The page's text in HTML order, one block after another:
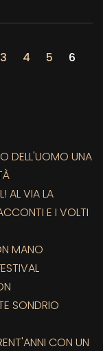
3 4 5
6
DELL'UOMO UNA
AL VIA LA
E I VOLTI
MANO
SONDRIO
CON UN